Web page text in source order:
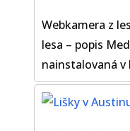
Webkamera z
lesa – popis
nainstalovaná v